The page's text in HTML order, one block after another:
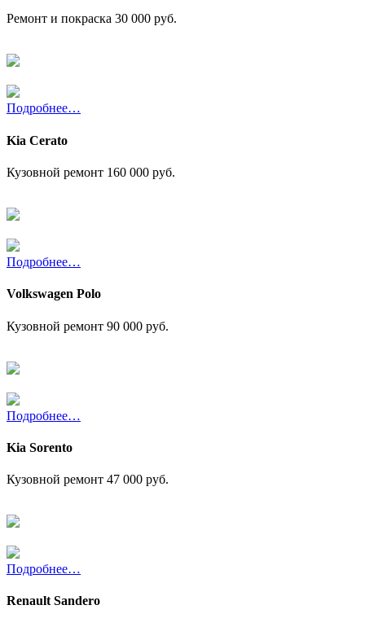
Ремонт и покраска 30 000 руб.
Подробнее…
Kia Cerato
Кузовной ремонт 160 000 руб.
Подробнее…
Volkswagen Polo
Кузовной ремонт 90 000 руб.
Подробнее…
Kia Sorento
Кузовной ремонт 47 000 руб.
Подробнее…
Renault Sandero